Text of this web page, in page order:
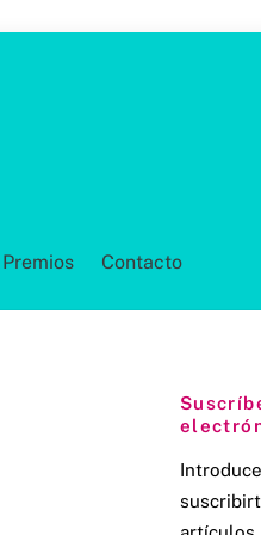
Premios Contacto